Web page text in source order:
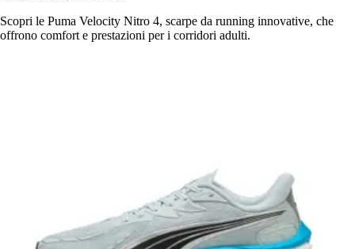
Scopri le Puma Velocity Nitro 4, scarpe da running innovative, che
offrono comfort e prestazioni per i corridori adulti.